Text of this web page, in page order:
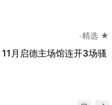
精选 ★
月启德主场馆连开3场骚